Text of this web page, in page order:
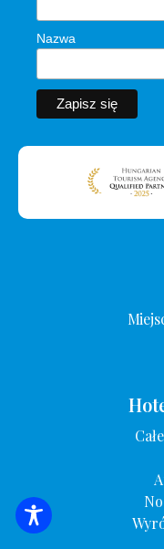
Nazwa